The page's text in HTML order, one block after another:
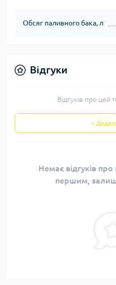
Обсяг паливного бака, л
Відгуки
Відгуків про цей
+
Немає відгуків
першим,